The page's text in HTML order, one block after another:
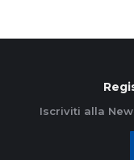
Iscriviti alla